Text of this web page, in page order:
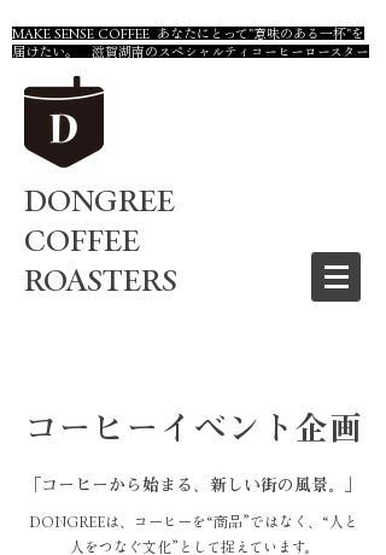
MAKE SENSE COFFEE あなたにとって"意味のある一杯"を
届けたい。 滋賀湖南のスペシャルティコーヒーロースター
DONGREE
COFFEE
ROASTERS
コーヒーイベント企画
「コーヒーから始まる、新しい街の風景。」
DONGREEは、コーヒーを“商品”ではなく、“人と
人をつなぐ文化”として捉えています。